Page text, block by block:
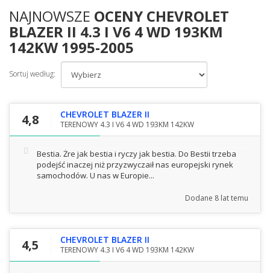
NAJNOWSZE OCENY CHEVROLET
BLAZER II 4.3 I V6 4 WD 193KM
142KW 1995-2005
Sortuj według:
4,8 CHEVROLET BLAZER II
TERENOWY 4.3 I V6 4 WD 193KM 142KW
Bestia. Żre jak bestia i ryczy jak bestia. Do Bestii trzeba
podejść inaczej niż przyzwyczaił nas europejski rynek
samochodów. U nas w Europie...
Dodane 8 lat temu
4,5 CHEVROLET BLAZER II
TERENOWY 4.3 I V6 4 WD 193KM 142KW